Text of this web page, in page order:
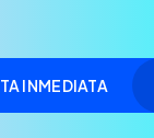
INMEDIATA